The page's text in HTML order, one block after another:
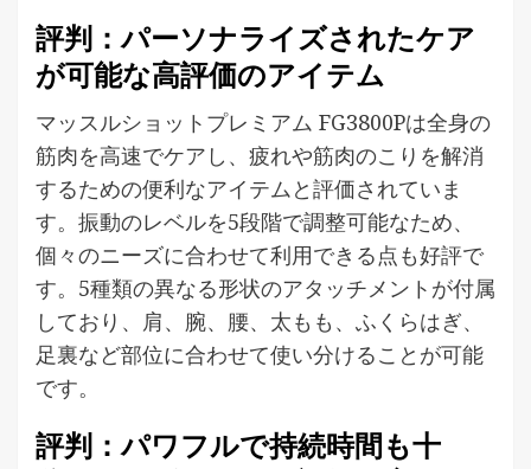
評判：パーソナライズされたケア
が可能な高評価のアイテム
マッスルショットプレミアム FG3800Pは全身の
筋肉を高速でケアし、疲れや筋肉のこりを解消
するための便利なアイテムと評価されていま
す。振動のレベルを5段階で調整可能なため、
個々のニーズに合わせて利用できる点も好評で
す。5種類の異なる形状のアタッチメントが付属
しており、肩、腕、腰、太もも、ふくらはぎ、
足裏など部位に合わせて使い分けることが可能
です。
評判：パワフルで持続時間も十